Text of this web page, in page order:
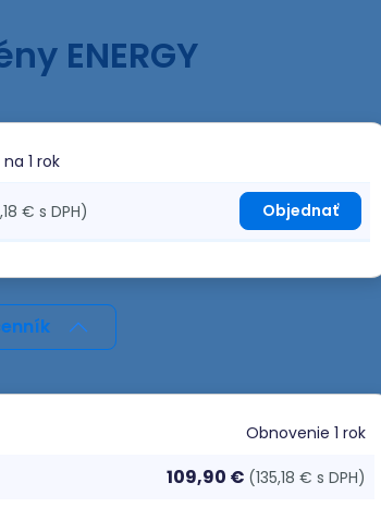
ENERGY
na 1 rok
€ s DPH) Objednať
Obnovenie 1 rok
109,90 € (135,18 € s DPH)